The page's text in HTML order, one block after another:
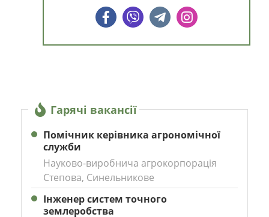
Гарячі вакансії
Помічник керівника агрономічної
служби
Науково-виробнича агрокорпорація
Степова, Синельникове
Інженер систем точного
землеробства